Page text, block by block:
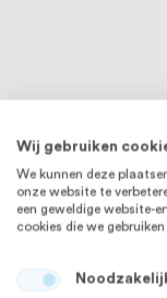
Wij gebruiken
We kunnen deze
onze website te
een geweldige website-
cookies die we